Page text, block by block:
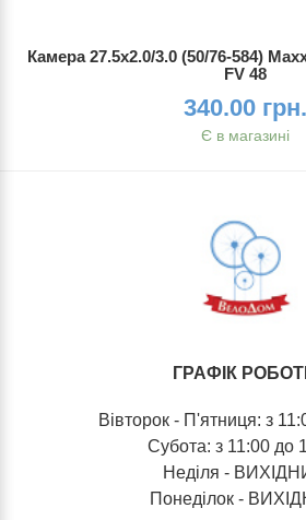
Камера 27.5x2.0/3.0 (50/76-584)
FV 48
340.00 грн.
Є в магазині
ГРАФІК
Вівторок - П'ятниця: з
Субота: з 11:00 до
Неділя -
Понеділок -